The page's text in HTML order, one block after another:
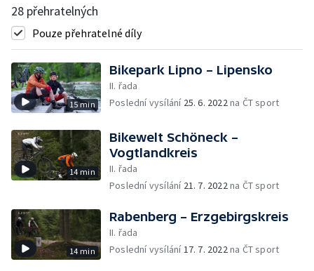
28 přehratelných
Pouze přehratelné díly
15 min
Bikepark Lipno – Lipensko
II. řada
Poslední vysílání 25. 6. 2022na ČT sport
14 min
Bikewelt Schöneck –
Vogtlandkreis
II. řada
Poslední vysílání 21. 7. 2022na ČT sport
14 min
Rabenberg – Erzgebirgskreis
II. řada
Poslední vysílání17. 7. 2022na ČT sport